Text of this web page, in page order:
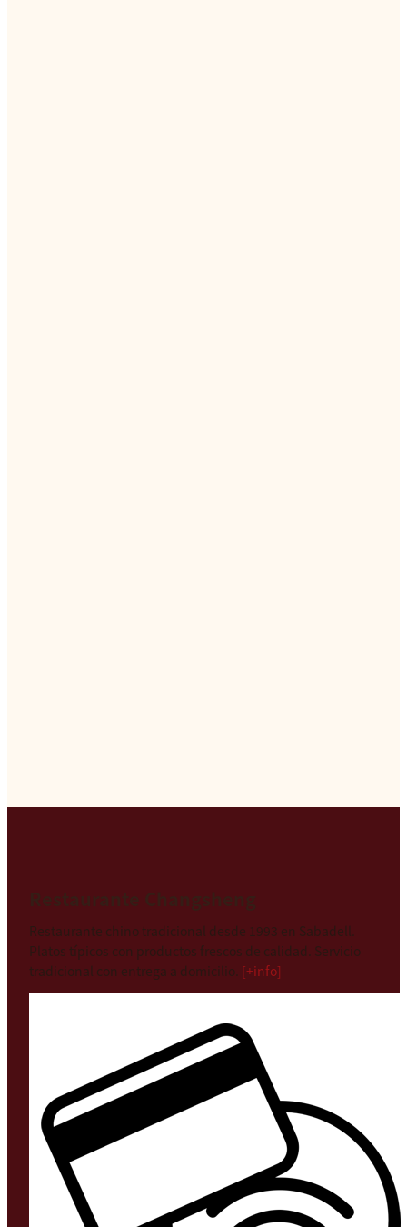
Restaurante chino tradicional desde 1993 en Sabadell.
Platos típicos con productos frescos de calidad. Servicio
tradicional con entrega a domicilio. [+info]